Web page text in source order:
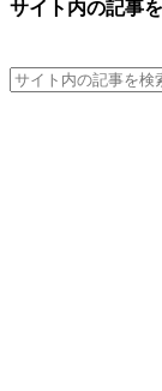
サイト内の記事